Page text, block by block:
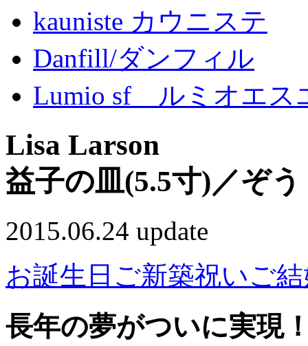
kauniste カウニステ
Danfill/ダンフィル
Lumio sf ルミオエス
Lisa Larson
益子の皿(5.5寸)／ぞう
2015.06.24 update
お誕生日 ご新築祝いご
長年の夢がついに実現